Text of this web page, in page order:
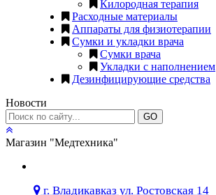
Килородная терапия
Расходные материалы
Аппараты для физиотерапии
Сумки и укладки врача
Сумки врача
Укладки с наполнением
Дезинфицирующие средства
Новости
GO
Магазин "Медтехника"
г. Владикавказ ул. Ростовская 14